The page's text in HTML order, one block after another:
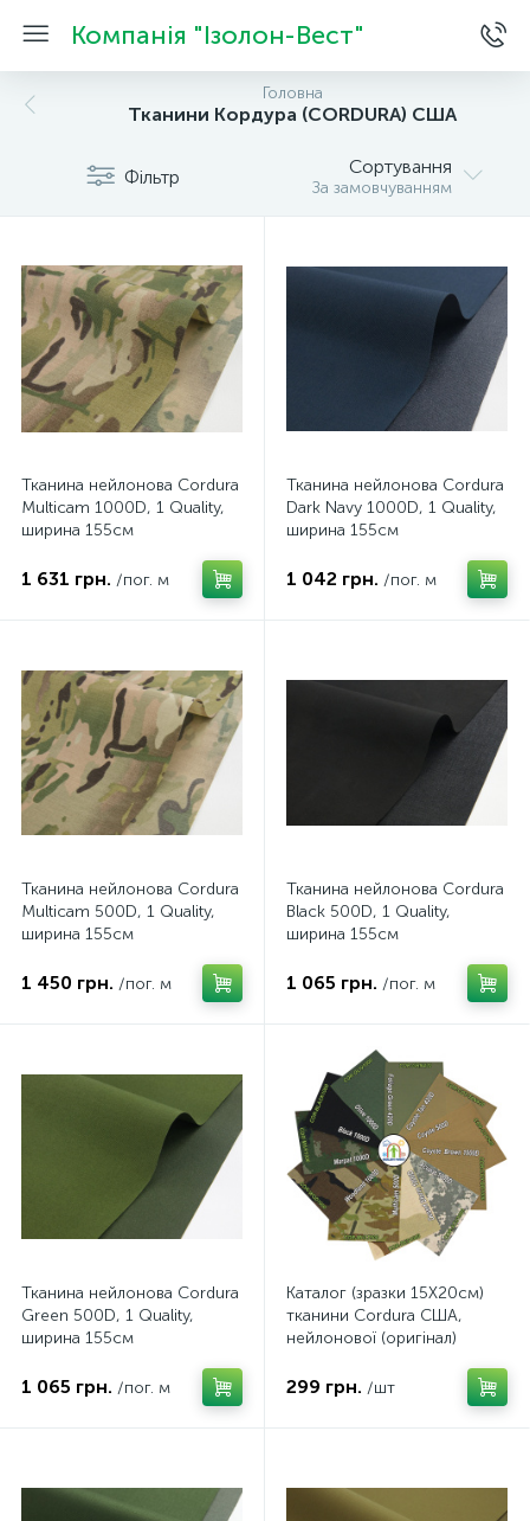
Компанія "Ізолон-Вест"
Головна
Тканини Кордура (CORDURA) США
Фільтр Сортування
За замовчуванням
Тканина нейлонова Cordura
Multicam 1000D, 1 Quality,
ширина 155см
1 631 грн. /пог. м
Тканина нейлонова Cordura
Dark Navy 1000D, 1 Quality,
ширина 155см
1 042 грн. /пог. м
Тканина нейлонова Cordura
Multicam 500D, 1 Quality,
ширина 155см
1 450 грн. /пог. м
Тканина нейлонова Cordura
Black 500D, 1 Quality,
ширина 155см
1 065 грн. /пог. м
Тканина нейлонова Cordura
Green 500D, 1 Quality,
ширина 155см
1 065 грн. /пог. м
Каталог (зразки 15Х20см)
тканини Cordura США,
нейлонової (оригінал)
299 грн. /шт